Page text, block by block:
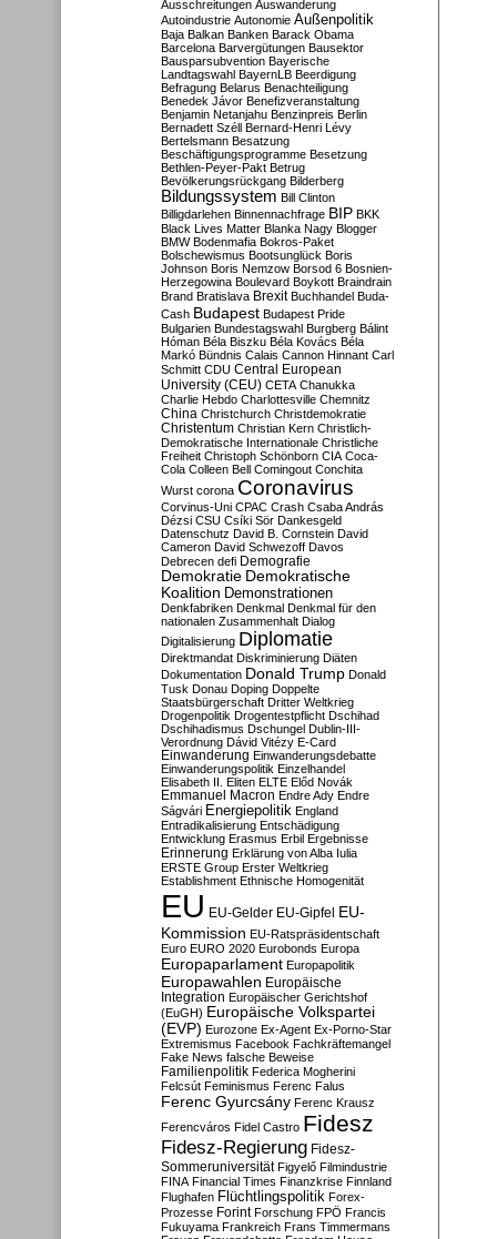
Ausschreitungen Auswanderung
Autoindustrie Autonomie Außenpolitik
Baja Balkan Banken Barack Obama
Barcelona Barvergütungen Bausektor
Bausparsubvention Bayerische
Landtagswahl BayernLB Beerdigung
Befragung Belarus Benachteiligung
Benedek Jávor Benefizveranstaltung
Benjamin Netanjahu Benzinpreis Berlin
Bernadett Széll Bernard-Henri Lévy
Bertelsmann Besatzung
Beschäftigungsprogramme Besetzung
Bethlen-Peyer-Pakt Betrug
Bevölkerungsrückgang Bilderberg
Bildungssystem Bill Clinton
Billigdarlehen Binnennachfrage BIP BKK
Black Lives Matter Blanka Nagy Blogger
BMW Bodenmafia Bokros-Paket
Bolschewismus Bootsunglück Boris
Johnson Boris Nemzow Borsod 6 Bosnien-
Herzegowina Boulevard Boykott Braindrain
Brand Bratislava Brexit Buchhandel Buda-
Cash Budapest Budapest Pride
Bulgarien Bundestagswahl Burgberg Bálint
Hóman Béla Biszku Béla Kovács Béla
Markó Bündnis Calais Cannon Hinnant Carl
Schmitt CDU Central European
University (CEU) CETA Chanukka
Charlie Hebdo Charlottesville Chemnitz
China Christchurch Christdemokratie
Christentum Christian Kern Christlich-
Demokratische Internationale Christliche
Freiheit Christoph Schönborn CIA Coca-
Cola Colleen Bell Comingout Conchita
Wurst corona Coronavirus
Corvinus-Uni CPAC Crash Csaba András
Dézsi CSU Csíki Sör Dankesgeld
Datenschutz David B. Cornstein David
Cameron David Schwezoff Davos
Debrecen defi Demografie
Demokratie Demokratische
Koalition Demonstrationen
Denkfabriken Denkmal Denkmal für den
nationalen Zusammenhalt Dialog
Digitalisierung Diplomatie
Direktmandat Diskriminierung Diäten
Dokumentation Donald Trump Donald
Tusk Donau Doping Doppelte
Staatsbürgerschaft Dritter Weltkrieg
Drogenpolitik Drogentestpflicht Dschihad
Dschihadismus Dschungel Dublin-III-
Verordnung Dávid Vitézy E-Card
Einwanderung Einwanderungsdebatte
Einwanderungspolitik Einzelhandel
Elisabeth II. Eliten ELTE Előd Novák
Emmanuel Macron Endre Ady Endre
Ságvári Energiepolitik England
Entradikalisierung Entschädigung
Entwicklung Erasmus Erbil Ergebnisse
Erinnerung Erklärung von Alba Iulia
ERSTE Group Erster Weltkrieg
Establishment Ethnische Homogenität
EU EU-Gelder EU-Gipfel EU-
Kommission EU-Ratspräsidentschaft
Euro EURO 2020 Eurobonds Europa
Europaparlament Europapolitik
Europawahlen Europäische
Integration Europäischer Gerichtshof
(EuGH) Europäische Volkspartei
(EVP) Eurozone Ex-Agent Ex-Porno-Star
Extremismus Facebook Fachkräftemangel
Fake News falsche Beweise
Familienpolitik Federica Mogherini
Felcsút Feminismus Ferenc Falus
Ferenc Gyurcsány Ferenc Krausz
Ferencváros Fidel Castro Fidesz
Fidesz-Regierung Fidesz-
Sommeruniversität Figyelő Filmindustrie
FINA Financial Times Finanzkrise Finnland
Flughafen Flüchtlingspolitik Forex-
Prozesse Forint Forschung FPÖ Francis
Fukuyama Frankreich Frans Timmermans